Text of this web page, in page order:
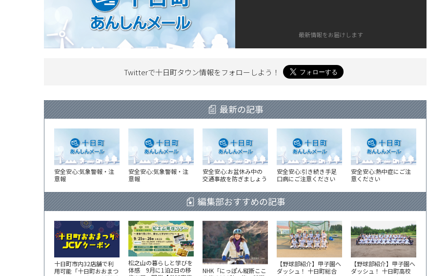
最新情報をお届けします
Twitterで十日町タウン情報をフォローしよう！
最新の記事
安全安心:気象警報・注
意報
安全安心:気象警報・注
意報
安全安心:お盆休み中の
交通事故を防ぎましょう
安全安心:引き続き手足
口病にご注意ください
安全安心:熱中症にご注
意ください
編集部おすすめの記事
十日町市内32店舗で利
用可能「十日町おおまつ
松之山の暮らしと学びを
体感 9月に1泊2日の移
NHK「にっぽん縦断ここ
【野球部紹介】甲子園へ
ダッシュ！ 十日町総合
【野球部紹介】甲子園へ
ダッシュ！ 十日町高校